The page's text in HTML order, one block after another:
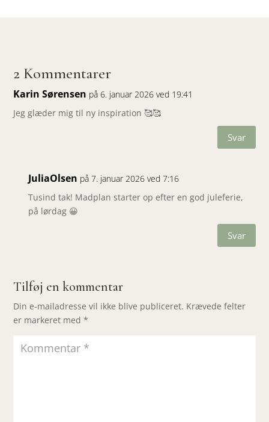
2 Kommentarer
Karin Sørensen på 6. januar 2026 ved 19:41
Jeg glæder mig til ny inspiration 🥰🥰
Svar
JuliaOlsen på 7. januar 2026 ved 7:16
Tusind tak! Madplan starter op efter en god juleferie,
på lørdag 😀
Svar
Tilføj en kommentar
Din e-mailadresse vil ikke blive publiceret. Krævede felter
er markeret med*